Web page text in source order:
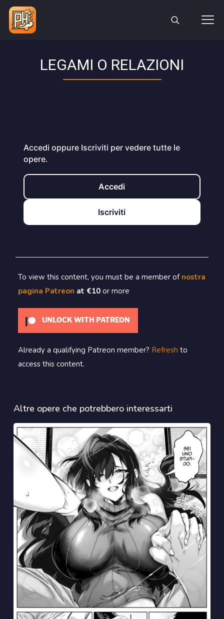
LEGAMI O RELAZIONI
Accedi oppure Iscriviti per vedere tutte le
opere.
Accedi
Iscriviti
To view this content, you must be a member of nostra
pagina Patreon at €10 or more
UNLOCK WITH PATREON
Already a qualifying Patreon member? Refresh to
access this content.
Altre opere che potrebbero interessarti